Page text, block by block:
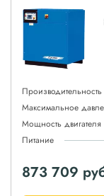
Производительность
Максимальное
Мощность двигателя
Питание
873 709